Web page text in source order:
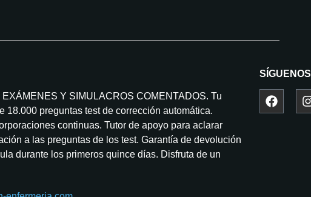
Y SIMULACROS COMENTADOS. Tu
18.000 preguntas test de corrección automática.
continuas. Tutor de apoyo para aclarar
a las preguntas de los test. Garantía de devolución
durante los primeros quince días. Disfruta de un
SÍGUENOS